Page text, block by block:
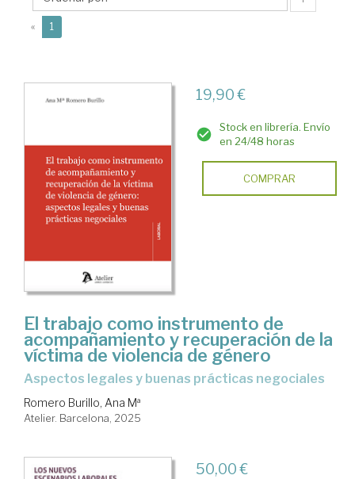
Mª
« 1
19,90 €
Stock en librería. Envío
en 24/48 horas
COMPRAR
El trabajo como instrumento de
acompañamiento y recuperación de la
víctima de violencia de género
aspectos legales y buenas prácticas negociales
Romero Burillo, Ana Mª
Atelier. Barcelona, 2025
50,00 €